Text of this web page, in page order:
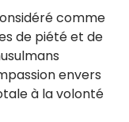
comme
de piété et de
envers
à la volonté